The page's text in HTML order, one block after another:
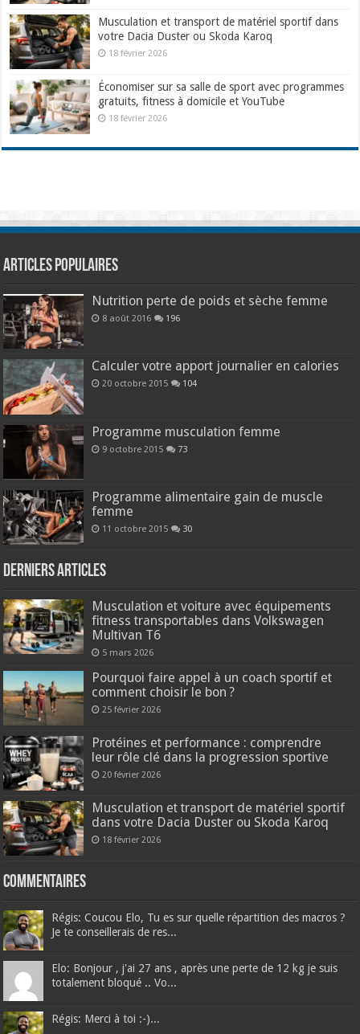
Musculation et transport de matériel sportif dans
votre Dacia Duster ou Skoda Karoq
18 février 2026
Économiser sur sa salle de sport avec programmes
gratuits, fitness à domicile et YouTube
18 février 2026
Articles populaires
Nutrition perte de poids et sèche femme
8 août 2016 196
Calculer votre apport journalier en calories
20 octobre 2015 104
Programme musculation femme
9 octobre 2015 73
Programme alimentaire gain de muscle
femme
11 octobre 2015 30
Derniers articles
Musculation et voiture avec équipements
fitness transportables dans Volkswagen
Multivan T6
5 mars 2026
Pourquoi faire appel à un coach sportif et
comment choisir le bon ?
25 février 2026
Protéines et performance : comprendre
leur rôle clé dans la progression sportive
20 février 2026
Musculation et transport de matériel sportif
dans votre Dacia Duster ou Skoda Karoq
18 février 2026
Commentaires
Régis: Coucou Elo, Tu es sur quelle répartition des macros ?
Je te conseillerais de res...
Elo: Bonjour , j'ai 27 ans , après une perte de 12 kg je suis
totalement bloqué .. Vo...
Régis: Merci à toi :-)...